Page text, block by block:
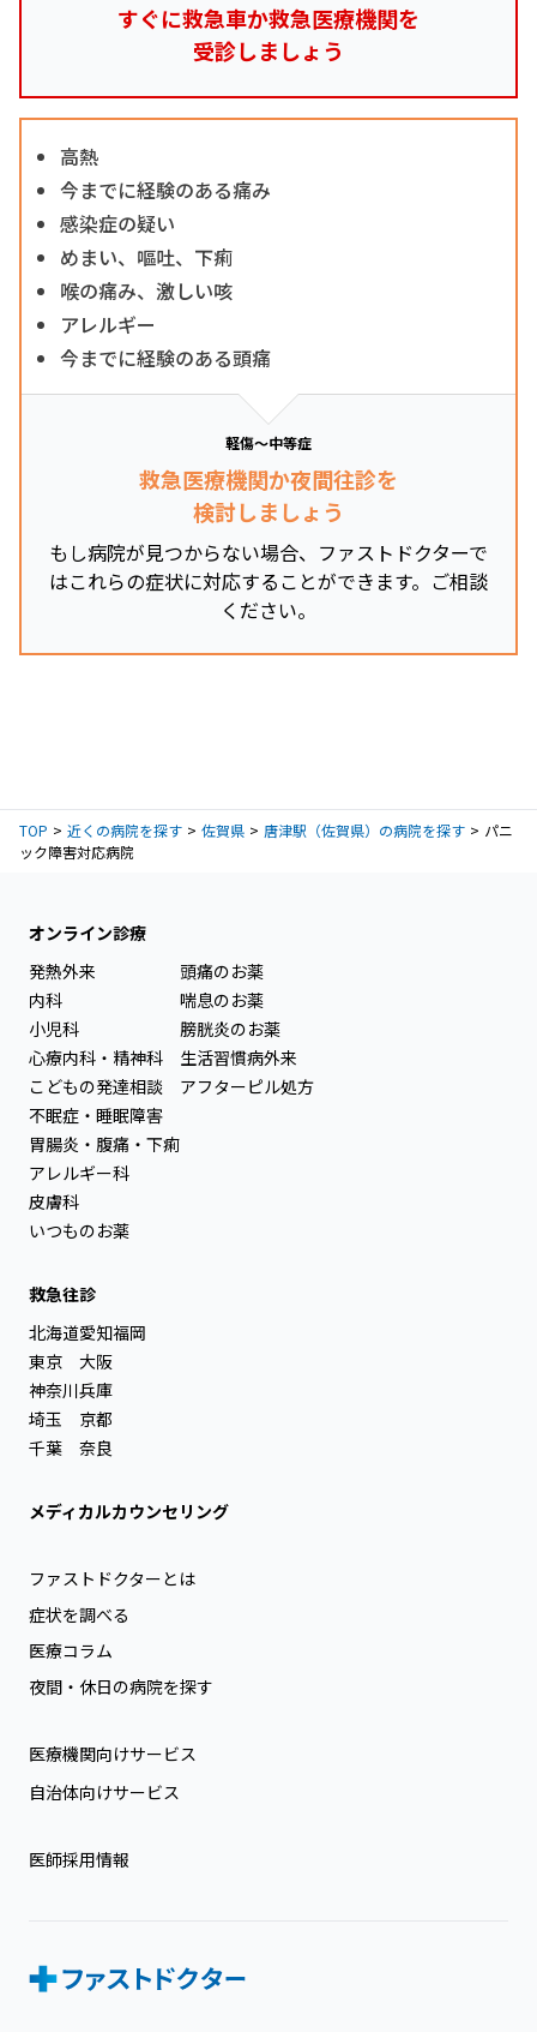
すぐに救急車か救急医療機関を
受診しましょう
高熱
今までに経験のある痛み
感染症の疑い
めまい、嘔吐、下痢
喉の痛み、激しい咳
アレルギー
今までに経験のある頭痛
軽傷～中等症
救急医療機関か夜間往診を
検討しましょう
もし病院が見つからない場合、ファストドクターで
はこれらの症状に対応することができます。ご相談
ください。
TOP 近くの病院を探す 佐賀県 唐津駅（佐賀県）の病院を探す
パニ
ック障害対応病院
オンライン診療
発熱外来
内科
小児科
心療内科・精神科
こどもの発達相談
不眠症・睡眠障害
胃腸炎・腹痛・下痢
アレルギー科
皮膚科
いつものお薬
頭痛のお薬
喘息のお薬
膀胱炎のお薬
生活習慣病外来
アフターピル処方
救急往診
北海道
東京
神奈川
埼玉
千葉
愛知
大阪
兵庫
京都
奈良
福岡
メディカルカウンセリング
ファストドクターとは
症状を調べる
医療コラム
夜間・休日の病院を探す
医療機関向けサービス
自治体向けサービス
医師採用情報